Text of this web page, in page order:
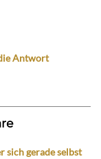
Antwort
sich gerade selbst